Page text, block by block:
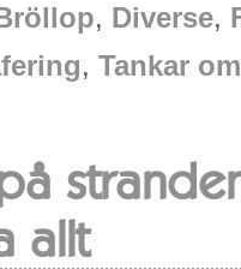
, Diverse,
, Tankar
allt